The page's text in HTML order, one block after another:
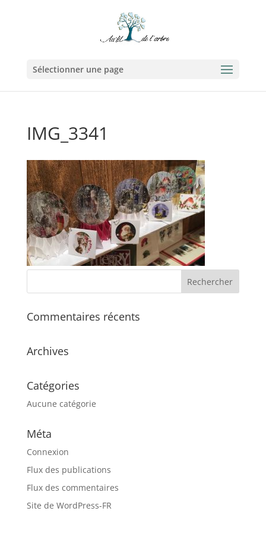
Sélectionner une page
IMG_3341
Commentaires récents
Archives
Catégories
Aucune catégorie
Méta
Connexion
Flux des publications
Flux des commentaires
Site de WordPress-FR